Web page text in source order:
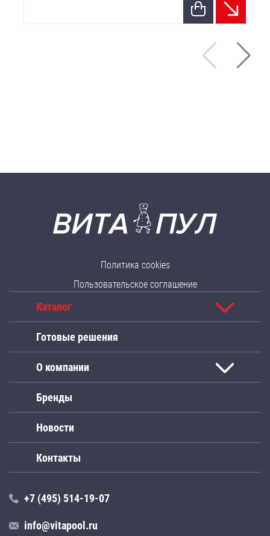
Политика cookies
Пользовательское соглашение
Каталог
Готовые решения
О компании
Бренды
Новости
Контакты
+7 (495) 514-19-07
info@vitapool.ru